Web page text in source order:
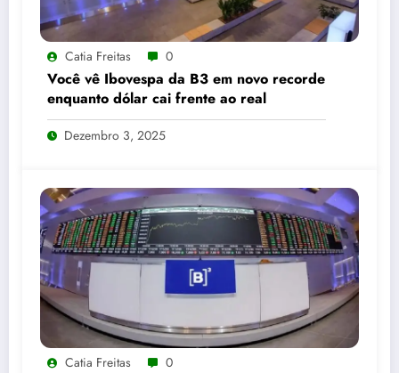
Catia Freitas 0
Você vê Ibovespa da B3 em novo recorde
enquanto dólar cai frente ao real
Dezembro 3, 2025
Catia Freitas 0